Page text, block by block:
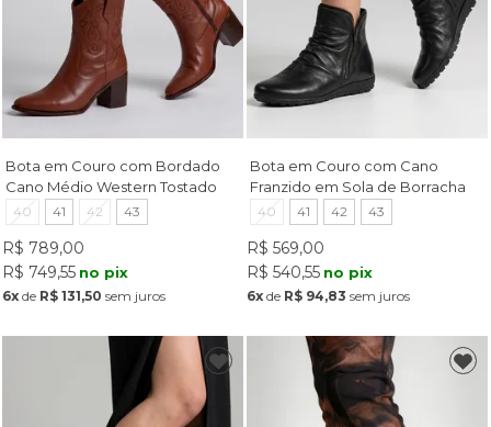
Bota em Couro com Bordado
Cano Médio Western Tostado
40 41 42 43
R$ 789,00
R$ 749,55 no pix
6xde R$ 131,50 sem juros
Bota em Couro com Cano
Franzido em Sola de Borracha
Preto
40 41 42 43
R$ 569,00
R$ 540,55 no pix
6x de R$ 94,83 sem juros